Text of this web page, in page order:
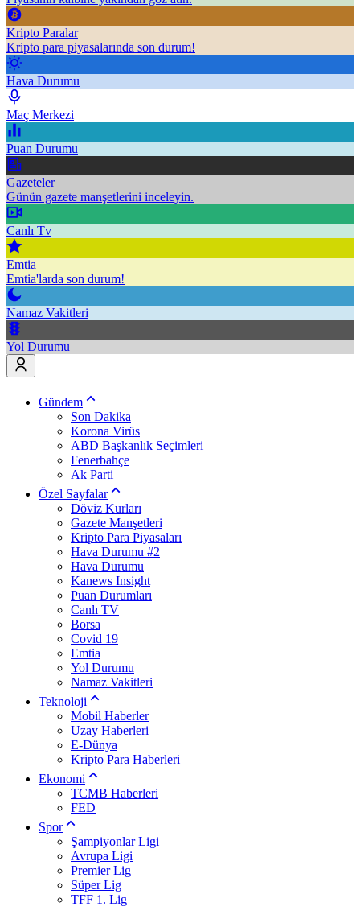
Kripto Paralar
Kripto para piyasalarında son durum!
Hava Durumu
Maç Merkezi
Puan Durumu
Gazeteler
Günün gazete manşetlerini inceleyin.
Canlı Tv
Emtia
Emtia'larda son durum!
Namaz Vakitleri
Yol Durumu
Gündem
Son Dakika
Korona Virüs
ABD Başkanlık Seçimleri
Fenerbahçe
Ak Parti
Özel Sayfalar
Döviz Kurları
Gazete Manşetleri
Kripto Para Piyasaları
Hava Durumu #2
Hava Durumu
Kanews Insight
Puan Durumları
Canlı TV
Borsa
Covid 19
Emtia
Yol Durumu
Namaz Vakitleri
Teknoloji
Mobil Haberler
Uzay Haberleri
E-Dünya
Kripto Para Haberleri
Ekonomi
TCMB Haberleri
FED
Spor
Şampiyonlar Ligi
Avrupa Ligi
Premier Lig
Süper Lig
TFF 1. Lig